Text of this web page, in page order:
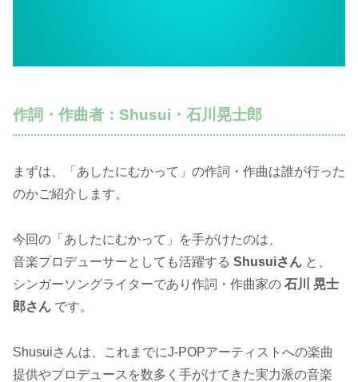
作詞・作曲者：Shusui・石川晃士郎
まずは、「あしたにむかって」の作詞・作曲は誰が行った
のかご紹介します。
今回の「あしたにむかって」を手がけたのは、
音楽プロデューサーとしても活躍する Shusuiさん と、
シンガーソングライターであり作詞・作曲家の 石川 晃士
郎さん です。
Shusuiさんは、これまでにJ-POPアーティストへの楽曲
提供やプロデュースを数多く手がけてきた実力派の音楽